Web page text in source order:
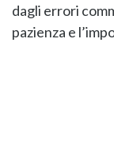
dagli errori
pazienza e